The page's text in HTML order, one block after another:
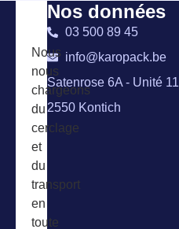
Nos données
03 500 89 45
info@karopack.be
Satenrose 6A - Unité 11
2550 Kontich
Nous
nous
chargeons
du
cerclage
et
du
transport
en
toute